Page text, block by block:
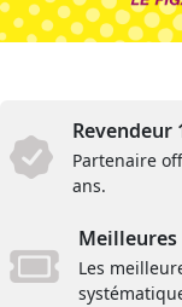
Revendeur
Partenaire
ans.
Les